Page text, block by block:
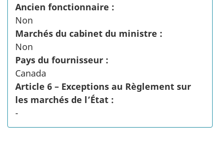
Ancien fonctionnaire :
Non
Marchés du cabinet du ministre :
Non
Pays du fournisseur :
Canada
Article 6 – Exceptions au Règlement sur
les marchés de l’État :
-